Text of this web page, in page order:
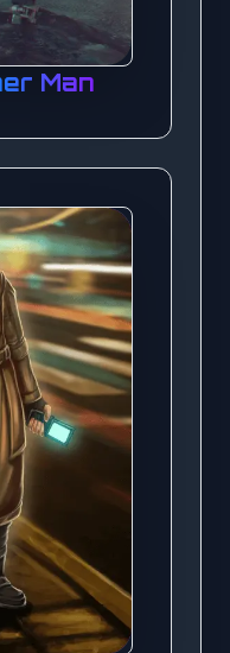
Man